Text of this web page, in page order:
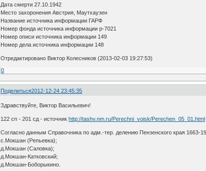
Дата смерти 27.10.1942
Место захоронения Австрия, Маутхаузен
Название источника информации ГАРФ
Номер фонда источника информации р-7021
Номер описи источника информации 149
Номер дела источника информации 148
Отредактировано Виктор Колесников (2013-02-03 19:27:53)
0
Поделиться2012-12-24 23:45:35
Здравствуйте, Виктор Васильевич!
122 сп - 201 сд - источник http://tashv.nm.ru/Perechni_voisk/Perechen_05_01.html
Согласно данным Справочника по адм.-тер. делению Пензенского края 1663-
с.Мокшан (Репьевка);
д.Мокшан (Саловка);
д.Мокшан-Катковский;
д.Мокшан-Боборыкино.